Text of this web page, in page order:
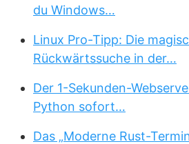
du Windows…
Linux Pro-Tipp: Die
Rückwärtssuche in der…
Der 1-Sekunden-
Python sofort…
Das „Moderne Rust-